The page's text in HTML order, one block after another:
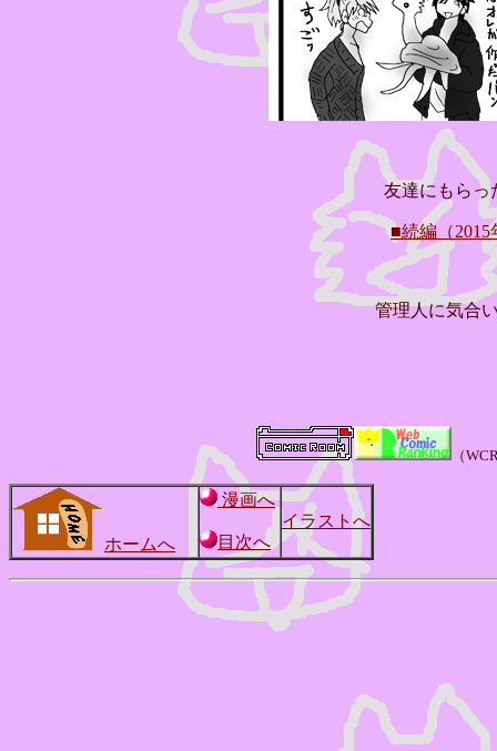
友達にもらっ
■続編（
管理人に気合
（
ホームへ
漫画へ
目次へ
イラストへ